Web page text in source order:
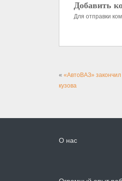
Добавить
Для отправки
« «АвтоВАЗ»
кузова
О нас